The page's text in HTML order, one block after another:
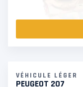
VÉHICULE LÉGER
PEUGEOT 207